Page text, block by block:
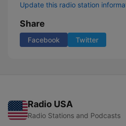
Update this radio station
Share
Facebook Twitter
Radio USA
Radio Stations and Podcasts